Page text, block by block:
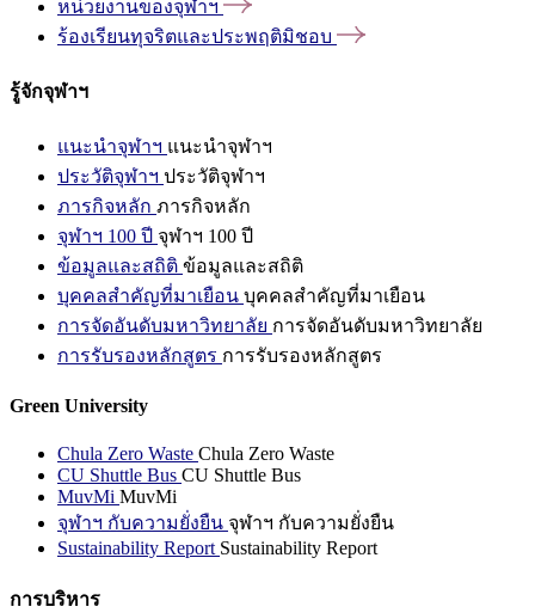
หน่วยงานของจุฬาฯ
ร้องเรียนทุจริตและประพฤติมิชอบ
รู้จักจุฬาฯ
แนะนำจุฬาฯ แนะนำจุฬาฯ
ประวัติจุฬาฯ ประวัติจุฬาฯ
ภารกิจหลัก ภารกิจหลัก
จุฬาฯ 100 ปี จุฬาฯ 100 ปี
ข้อมูลและสถิติ ข้อมูลและสถิติ
บุคคลสำคัญที่มาเยือน บุคคลสำคัญที่มาเยือน
การจัดอันดับมหาวิทยาลัย การจัดอันดับมหาวิทยาลัย
การรับรองหลักสูตร การรับรองหลักสูตร
Green University
Chula Zero Waste Chula Zero Waste
CU Shuttle Bus CU Shuttle Bus
MuvMi MuvMi
จุฬาฯ กับความยั่งยืน จุฬาฯ กับความยั่งยืน
Sustainability Report Sustainability Report
การบริหาร